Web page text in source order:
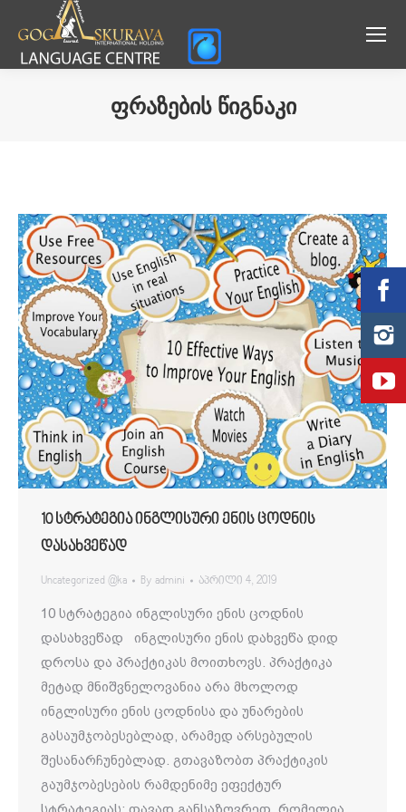
ᲤᲠᲐᲖᲔᲑᲘᲡ ᲬᲘᲒᲜᲐᲙᲘ
10 სტრატეგია ინგლისური ენის ცოდნის
დასახვეწად
Uncategorized @ka By admini აპრილი 4, 2019
10 სტრატეგია ინგლისური ენის ცოდნის
დასახვეწად ინგლისური ენის დახვეწა დიდ
დროსა და პრაქტიკას მოითხოვს. პრაქტიკა
მეტად მნიშვნელოვანია არა მხოლოდ
ინგლისური ენის ცოდნისა და უნარების
გასაუმჯობესებლად, არამედ არსებულის
შესანარჩუნებლად. გთავაზობთ პრაქტიკის
გაუმჯობესების რამდენიმე ეფექტურ
სტრატეგიას; თავად განსაზღვრეთ, რომელია